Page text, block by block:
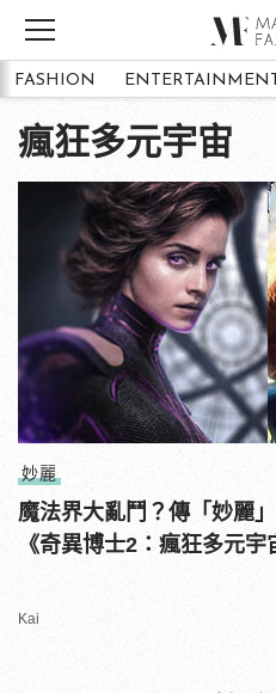
FASHION
瘋狂多元宇宙
妙麗
魔法界大亂鬥？傳「妙麗
《奇異博士2：瘋狂多元宇
Kai